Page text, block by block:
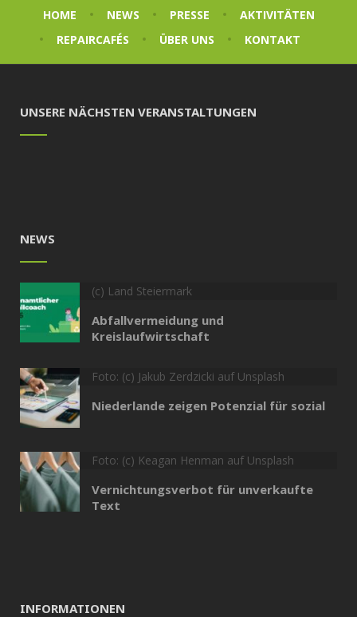
HOME NEWS PRESSE
AKTIVITÄTEN
REPAIRCAFÉS
ÜBER UNS KONTAKT
UNSERE NÄCHSTEN VERANSTALTUNGEN
NEWS
(c) Land Steiermark
Abfallvermeidung und
Kreislaufwirtschaft
Foto: (c) Jakub Zerdzicki auf Unsplash
Niederlande zeigen Potenzial für sozial
Foto: (c) Keagan Henman auf Unsplash
Vernichtungsverbot für unverkaufte
Text
INFORMATIONEN